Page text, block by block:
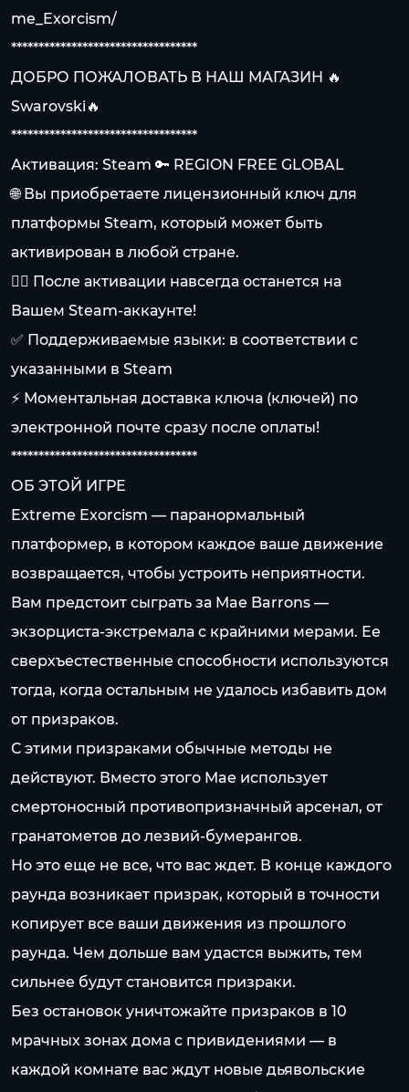
me_Exorcism/
**********************************
ДОБРО ПОЖАЛОВАТЬ В НАШ МАГАЗИН 🔥
Swarovski🔥
**********************************
Активация: Steam 🔑 REGION FREE GLOBAL
🌐 Вы приобретаете лицензионный ключ для
платформы Steam, который может быть
активирован в любой стране.
👍🏻 После активации навсегда останется на
Вашем Steam-аккаунте!
✅ Поддерживаемые языки: в соответствии с
указанными в Steam
⚡ Моментальная доставка ключа (ключей) по
электронной почте сразу после оплаты!
**********************************
ОБ ЭТОЙ ИГРЕ
Extreme Exorcism — паранормальный
платформер, в котором каждое ваше движение
возвращается, чтобы устроить неприятности.
Вам предстоит сыграть за Mae Barrons —
экзорциста-экстремала с крайними мерами. Ее
сверхъестественные способности используются
тогда, когда остальным не удалось избавить дом
от призраков.
С этими призраками обычные методы не
действуют. Вместо этого Mae использует
смертоносный противопризначный арсенал, от
гранатометов до лезвий-бумерангов.
Но это еще не все, что вас ждет. В конце каждого
раунда возникает призрак, который в точности
копирует все ваши движения из прошлого
раунда. Чем дольше вам удастся выжить, тем
сильнее будут становится призраки.
Без остановок уничтожайте призраков в 10
мрачных зонах дома с привидениями — в
каждой комнате вас ждут новые дьявольские